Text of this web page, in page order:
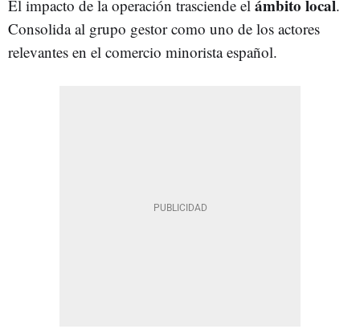
El impacto de la operación trasciende el ámbito local.
Consolida al grupo gestor como uno de los actores
relevantes en el comercio minorista español.